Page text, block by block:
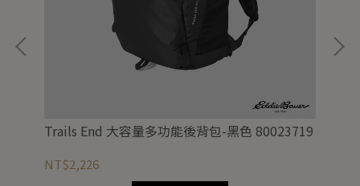
Trails End 大容量多功能後背包-黑色 80023719
NT$2,226